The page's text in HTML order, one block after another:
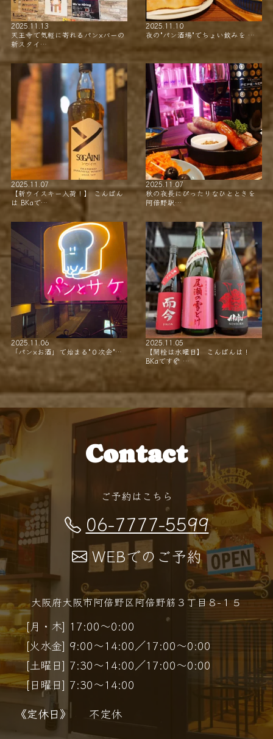
2025.11.13
天王寺で気軽に寄れるパン×バーの
新スタイ…
2025.11.10
夜の"パン酒場"でちょい飲みを …
2025.11.07
【新ウイスキー入荷！】 こんばん
は BKaで…
2025.11.07
秋の夜長にぴったりなひとときを
阿倍野駅…
2025.11.06
「パン×お酒」で始まる"０次会"…
2025.11.05
【開栓は水曜日】 こんばんは！
BKaです🥐 …
Contact
ご予約はこちら
06-7777-5599
WEBでのご予約
大阪府大阪市阿倍野区阿倍野筋３丁目８−１５
[月・木] 17:00～0:00
[火水金] 9:00～14:00／17:00～0:00
[土曜日] 7:30～14:00／17:00～0:00
[日曜日] 7:30～14:00
《定休日》
不定休